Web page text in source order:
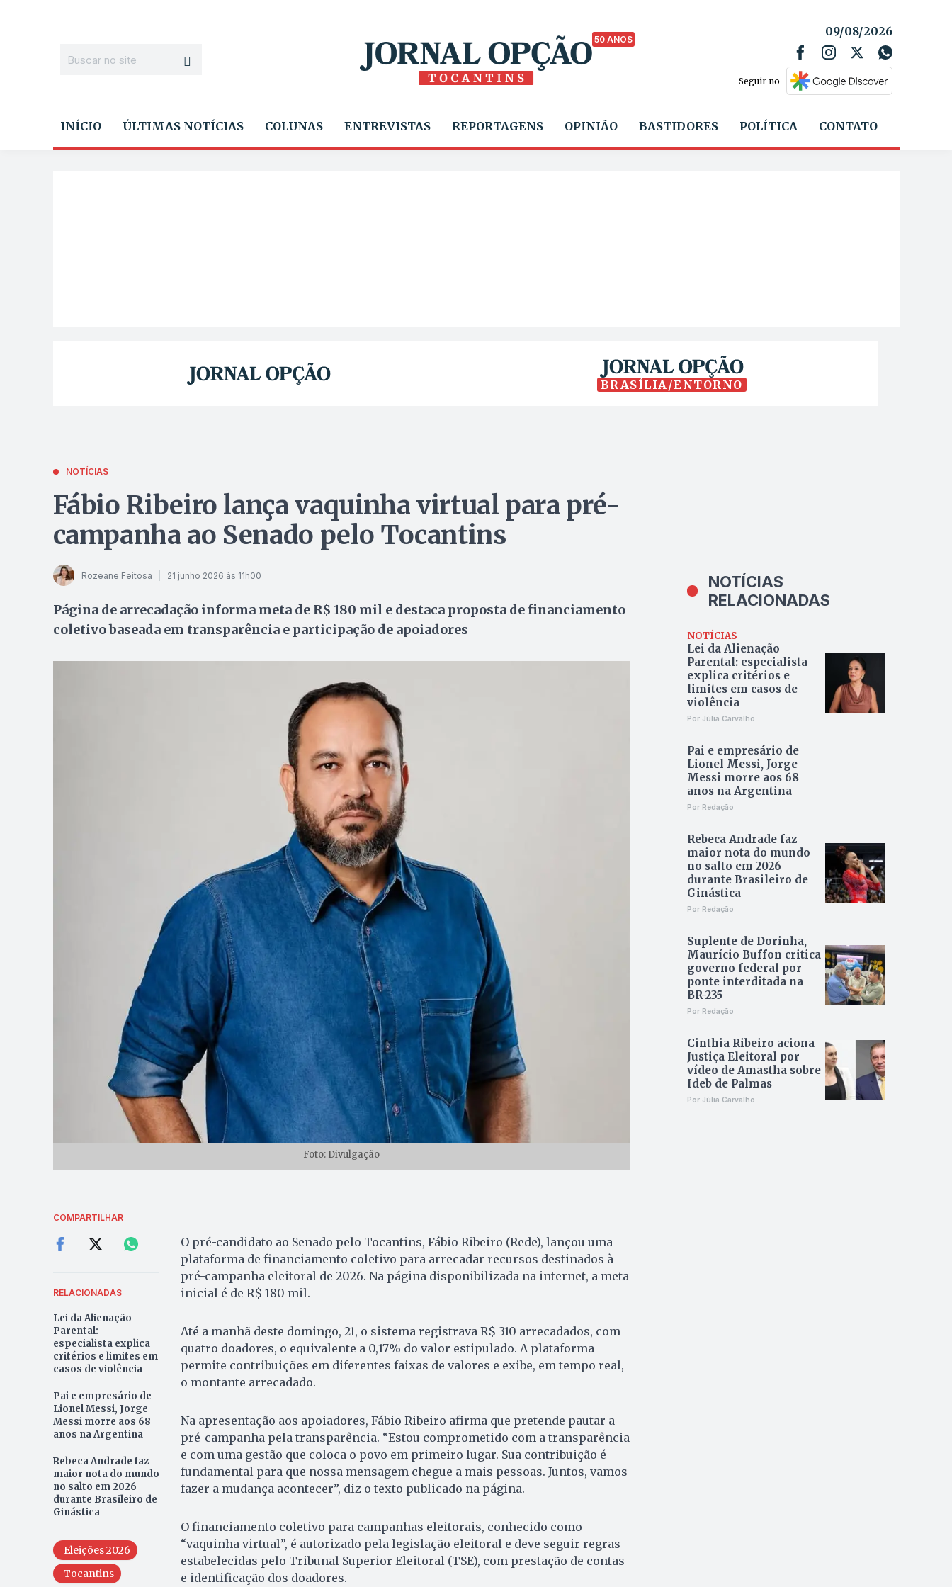
50 ANOS
09/08/2026
Seguir no
INÍCIO ÚLTIMAS NOTÍCIAS COLUNAS ENTREVISTAS REPORTAGENS OPINIÃO BASTIDORES POLÍTICA CONTATO
BRASÍLIA/ENTORNO
NOTÍCIAS
Fábio Ribeiro lança vaquinha virtual para pré-
campanha ao Senado pelo Tocantins
Rozeane Feitosa 21 junho 2026 às 11h00
Página de arrecadação informa meta de R$ 180 mil e destaca proposta de financiamento
coletivo baseada em transparência e participação de apoiadores
Foto: Divulgação
COMPARTILHAR
RELACIONADAS
Lei da Alienação
Parental:
especialista explica
critérios e limites em
casos de violência
Pai e empresário de
Lionel Messi, Jorge
Messi morre aos 68
anos na Argentina
Rebeca Andrade faz
maior nota do mundo
no salto em 2026
durante Brasileiro de
Ginástica
Eleições 2026
Tocantins
O pré-candidato ao Senado pelo Tocantins, Fábio Ribeiro (Rede), lançou uma
plataforma de financiamento coletivo para arrecadar recursos destinados à
pré-campanha eleitoral de 2026. Na página disponibilizada na internet, a meta
inicial é de R$ 180 mil.
Até a manhã deste domingo, 21, o sistema registrava R$ 310 arrecadados, com
quatro doadores, o equivalente a 0,17% do valor estipulado. A plataforma
permite contribuições em diferentes faixas de valores e exibe, em tempo real,
o montante arrecadado.
Na apresentação aos apoiadores, Fábio Ribeiro afirma que pretende pautar a
pré-campanha pela transparência. “Estou comprometido com a transparência
e com uma gestão que coloca o povo em primeiro lugar. Sua contribuição é
fundamental para que nossa mensagem chegue a mais pessoas. Juntos, vamos
fazer a mudança acontecer”, diz o texto publicado na página.
O financiamento coletivo para campanhas eleitorais, conhecido como
“vaquinha virtual”, é autorizado pela legislação eleitoral e deve seguir regras
estabelecidas pelo Tribunal Superior Eleitoral (TSE), com prestação de contas
e identificação dos doadores.
NOTÍCIAS
RELACIONADAS
NOTÍCIAS
Lei da Alienação
Parental: especialista
explica critérios e
limites em casos de
violência
Por Júlia Carvalho
Pai e empresário de
Lionel Messi, Jorge
Messi morre aos 68
anos na Argentina
Por Redação
Rebeca Andrade faz
maior nota do mundo
no salto em 2026
durante Brasileiro de
Ginástica
Por Redação
Suplente de Dorinha,
Maurício Buffon critica
governo federal por
ponte interditada na
BR-235
Por Redação
Cinthia Ribeiro aciona
Justiça Eleitoral por
vídeo de Amastha sobre
Ideb de Palmas
Por Júlia Carvalho